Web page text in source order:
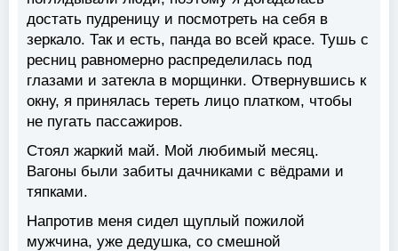
достать пудреницу и посмотреть на себя в
зеркало. Так и есть, панда во всей красе. Тушь с
ресниц равномерно распределилась под
глазами и затекла в морщинки. Отвернувшись к
окну, я принялась тереть лицо платком, чтобы
не пугать пассажиров.
Стоял жаркий май. Мой любимый месяц.
Вагоны были забиты дачниками с вёдрами и
тяпками.
Напротив меня сидел щуплый пожилой
мужчина, уже дедушка, со смешной